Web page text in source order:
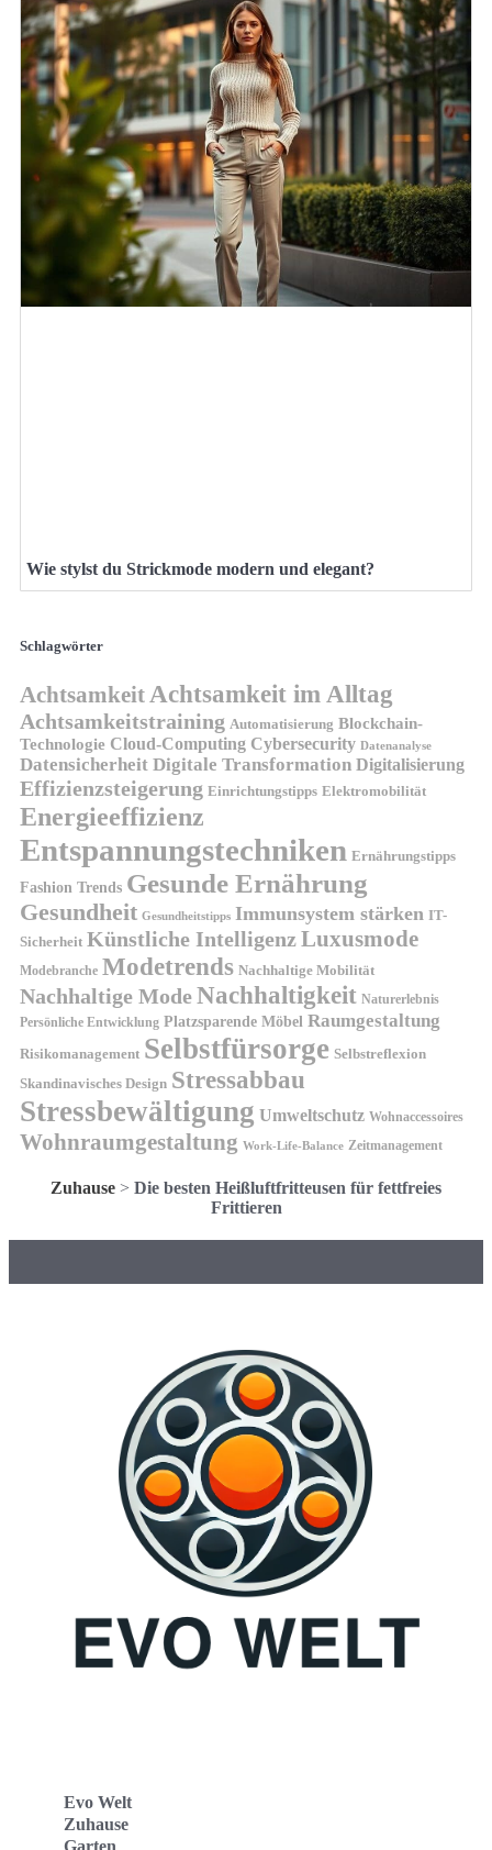
Wie stylst du Strickmode modern und elegant?
Schlagwörter
AchtsamkeitAchtsamkeit im Alltag
Achtsamkeitstraining Automatisierung Blockchain-
Technologie Cloud-Computing Cybersecurity Datenanalyse
Datensicherheit Digitale Transformation Digitalisierung
Effizienzsteigerung Einrichtungstipps Elektromobilität
Energieeffizienz
Entspannungstechniken Ernährungstipps
Fashion Trends Gesunde Ernährung
Gesundheit Gesundheitstipps Immunsystem stärken IT-
Sicherheit Künstliche IntelligenzLuxusmode
Modebranche Modetrends Nachhaltige Mobilität
Nachhaltige ModeNachhaltigkeit Naturerlebnis
Persönliche Entwicklung Platzsparende Möbel Raumgestaltung
Risikomanagement Selbstfürsorge Selbstreflexion
Skandinavisches Design Stressabbau
Stressbewältigung Umweltschutz Wohnaccessoires
Wohnraumgestaltung Work-Life-Balance Zeitmanagement
Zuhause > Die besten Heißluftfritteusen für fettfreies
Frittieren
Evo Welt
Zuhause